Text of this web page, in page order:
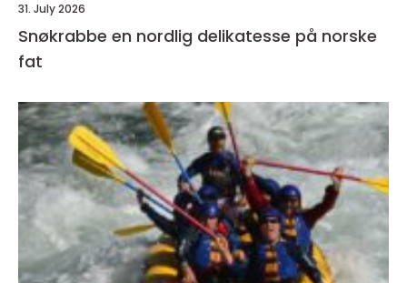
31. July 2026
Snøkrabbe en nordlig delikatesse på norske
fat